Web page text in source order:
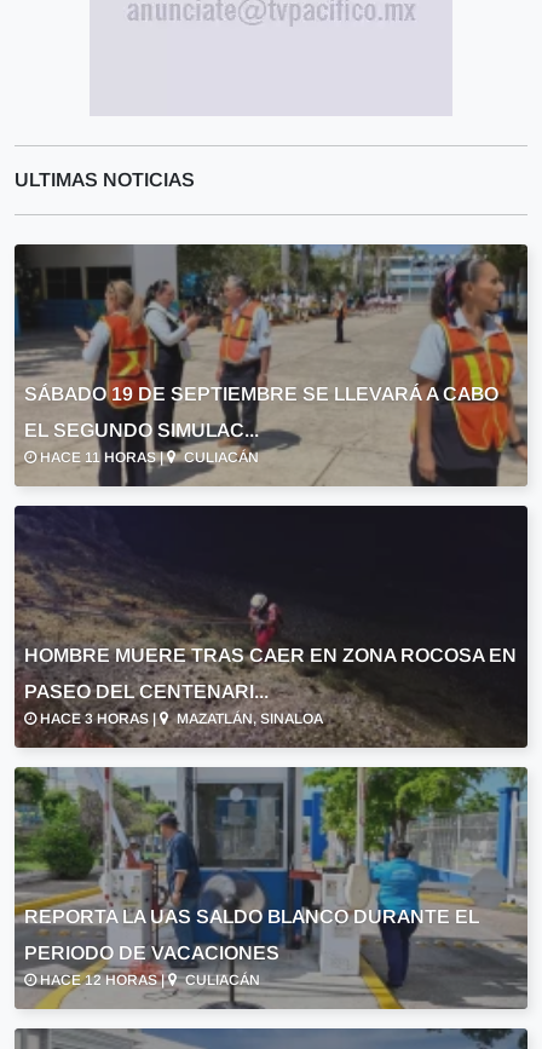
ULTIMAS NOTICIAS
SÁBADO 19 DE SEPTIEMBRE SE LLEVARÁ A CABO
EL SEGUNDO SIMULAC...
HACE 11 HORAS | CULIACÁN
HOMBRE MUERE TRAS CAER EN ZONA ROCOSA EN
PASEO DEL CENTENARI...
HACE 3 HORAS | MAZATLÁN, SINALOA
REPORTA LA UAS SALDO BLANCO DURANTE EL
PERIODO DE VACACIONES
HACE 12 HORAS | CULIACÁN